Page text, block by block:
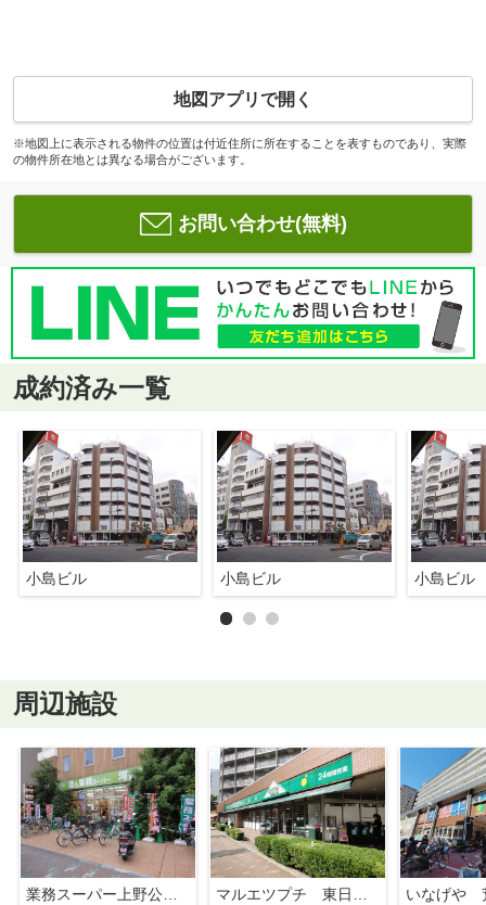
地図アプリで開く
※地図上に表示される物件の位置は付近住所に所在することを表すものであり、実際
の物件所在地とは異なる場合がございます。
お問い合わせ(無料)
成約済み一覧
小島ビル 小島ビル 小島ビル
周辺施設
業務スーパー上野公園店
マルエツプチ 東日暮里店